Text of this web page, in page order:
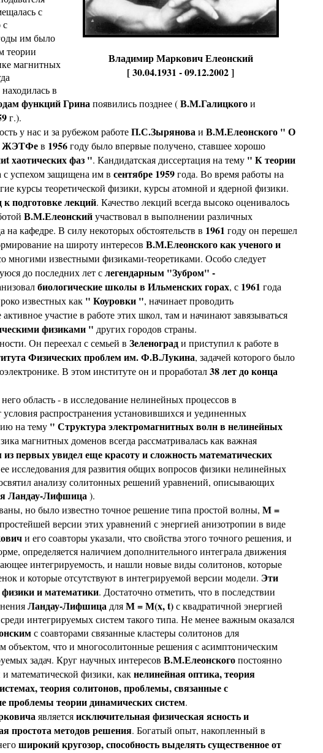
Владимир Маркович Елеонский
[ 30.04.1931 - 09.12.2002 ]
с
им было
теории
магнитных
в
функций Грина появились позднее (В.М.Галицкогои
г.).
у нас и за рубежом работеП.С.Зырянова и В.М.Елеонского " О
ЖЭТФев 1956году было впервые получено, ставшее хорошо
хаотических фаз ". Кандидатская диссертация на тему " К теории
с успехом защищена им в сентябре 1959года. Во время работы на
курсы теоретической физики, курсы атомной и ядерной физики.
подготовке лекций. Качество лекций всегда высоко оценивалось
В.М.Елеонскийучаствовал в выполнении различных
кафедре. В силу некоторых обстоятельств в 1961 году он перешел
на широту интересов В.М.Елеонского как ученого и
многими известными физиками-теоретиками. Особо следует
до последних лет слегендарным "Зубром" -
биологические школы в Ильменских горах, с 1961 года
известных как " Коуровки ", начинает проводить
участие в работе этих школ, там и начинают завязываться
физиками " других городов страны.
Он переехал с семьей в Зеленогради приступил к работе в
Физических проблем им. Ф.В.Лукина, задачей которого было
В этом институте он и проработал38 лет до конца
область - в исследование нелинейных процессов в
распространения установившихся и уединенных
на тему " Структура электромагнитных волн в нелинейных
магнитных доменов всегда рассматривалась как важная
первых увидел еще красоту и сложность математических
исследования для развития общих вопросов физики нелинейных
анализу солитонных решений уравнений, описывающих
Ландау-Лифшица).
но было известно точное решение типа простой волны, М =
версии этих уравнений с энергией анизотропии в виде
и его соавторы указали, что свойства этого точного решения, и
определяется наличием дополнительного интеграла движения
интегрируемость, и нашли новые виды солитонов, которые
и которые отсутствуют в интегрируемой версии модели. Эти
и математики. Достаточно отметить, что в последствии
Ландау-Лифшица дляМ = М(x, t)с квадратичной энергией
интегрируемых систем такого типа. Не менее важным оказался
с соавторами связанные кластеры солитонов для
объектом, что и многосолитонные решения с асимптоническим
задач. Круг научных интересов В.М.Елеонскогопостоянно
и математической физики, какнелинейная оптика, теория
теория солитонов, проблемы, связанные с
проблемы теории динамических систем.
являетсяисключительная физическая ясность и
простота методов решения. Богатый опыт, накопленный в
широкий кругозор, способность выделять существенное от